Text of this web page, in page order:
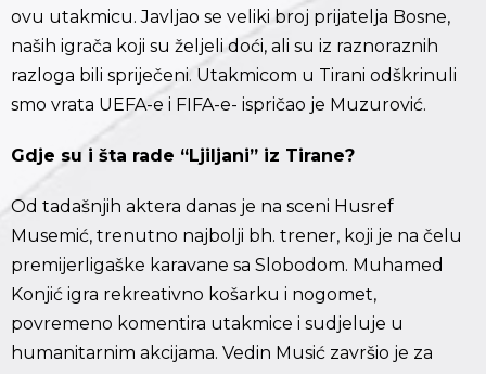
ovu utakmicu. Javljao se veliki broj prijatelja Bosne,
naših igrača koji su željeli doći, ali su iz raznoraznih
razloga bili spriječeni. Utakmicom u Tirani odškrinuli
smo vrata UEFA-e i FIFA-e- ispričao je Muzurović.
Gdje su i šta rade “Ljiljani” iz Tirane?
Od tadašnjih aktera danas je na sceni Husref
Musemić, trenutno najbolji bh. trener, koji je na čelu
premijerligaške karavane sa Slobodom. Muhamed
Konjić igra rekreativno košarku i nogomet,
povremeno komentira utakmice i sudjeluje u
humanitarnim akcijama. Vedin Musić završio je za